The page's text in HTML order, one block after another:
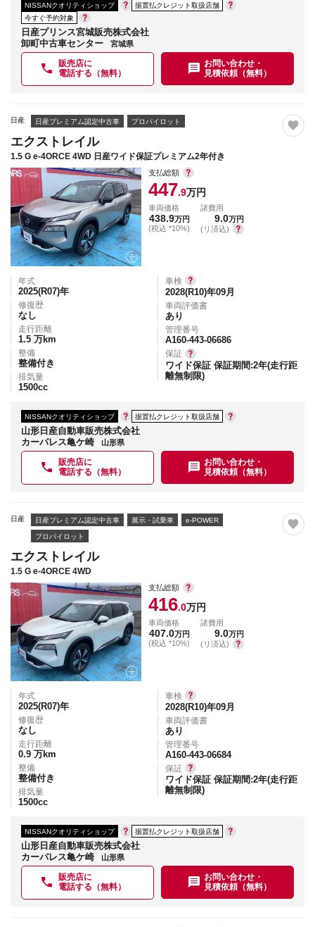
NISSANクオリティショップ
据置払クレジット取扱店舗
今すぐ予約対象
日産プリンス宮城販売株式会社
卸町中古車センター
宮城県
販売店に
電話する（無料）
お問い合わせ・
見積依頼（無料）
日産 日産プレミアム認定中古車 プロパイロット
エクストレイル
1.5 G e-4ORCE 4WD 日産ワイド保証プレミアム2年付き
支払総額
447.9万円
車両価格
438.9万円
(税込 *10%)
諸費用
9.0万円
(リ済込)
年式
2025(R07)年
修復歴
なし
走行距離
1.5 万km
整備
整備付き
排気量
1500cc
車検
2028(R10)年09月
車両評価書
あり
管理番号
A160-443-06686
保証
ワイド保証 保証期間:2年(走行距
離無制限)
NISSANクオリティショップ 据置払クレジット取扱店舗
山形日産自動車販売株式会社
カーパレス亀ケ崎
山形県
販売店に
電話する（無料）
お問い合わせ・
見積依頼（無料）
日産 日産プレミアム認定中古車 展示・試乗車 e-POWER
プロパイロット
エクストレイル
1.5 G e-4ORCE 4WD
支払総額
416.0万円
車両価格
407.0万円
(税込 *10%)
諸費用
9.0万円
(リ済込)
年式
2025(R07)年
修復歴
なし
走行距離
0.9 万km
整備
整備付き
排気量
1500cc
車検
2028(R10)年09月
車両評価書
あり
管理番号
A160-443-06684
保証
ワイド保証 保証期間:2年(走行距
離無制限)
NISSANクオリティショップ 据置払クレジット取扱店舗
山形日産自動車販売株式会社
カーパレス亀ケ崎
山形県
販売店に
電話する（無料）
お問い合わせ・
見積依頼（無料）